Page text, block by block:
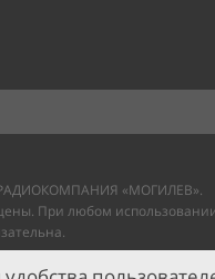
«МОГИЛЕВ».
При любом